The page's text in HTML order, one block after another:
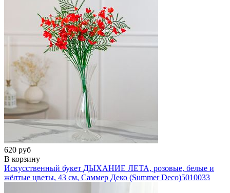
620 руб
В корзину
Искусственный букет ДЫХАНИЕ ЛЕТА, розовые, белые и
жёлтые цветы, 43 см, Саммер Деко (Summer Deco)5010033